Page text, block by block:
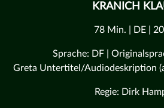
KRANICH
78 Min. | DE |
Sprache: DF |
Greta Untertitel/Audiodeskription
Regie: Dirk